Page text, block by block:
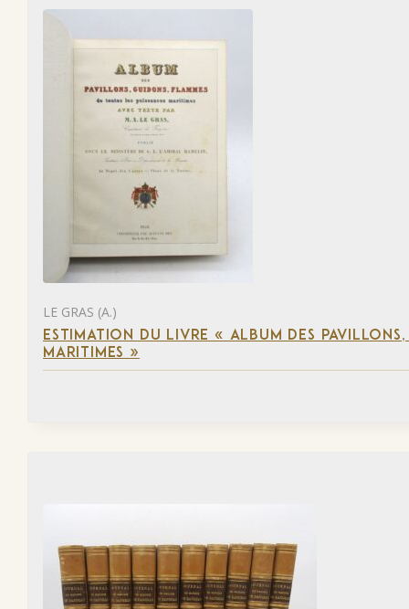
LE GRAS (A.)
ESTIMATION DU LIVRE « ALBUM DES
MARITIMES »